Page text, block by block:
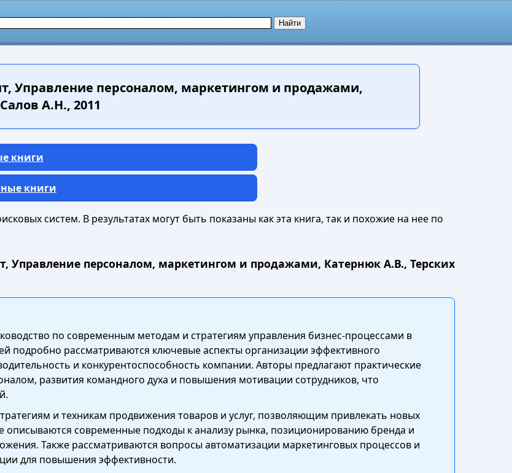
Управление персоналом, маркетингом и продажами,
А.Н., 2011
книги
книги
систем. В результатах могут быть показаны как эта книга, так и похожие на нее по
Управление персоналом, маркетингом и продажами, Катернюк А.В., Терских
по современным методам и стратегиям управления бизнес-процессами в
подробно рассматриваются ключевые аспекты организации эффективного
и конкурентоспособность компании. Авторы предлагают практические
развития командного духа и повышения мотивации сотрудников, что
и техникам продвижения товаров и услуг, позволяющим привлекать новых
описываются современные подходы к анализу рынка, позиционированию бренда и
Также рассматриваются вопросы автоматизации маркетинговых процессов и
для повышения эффективности.